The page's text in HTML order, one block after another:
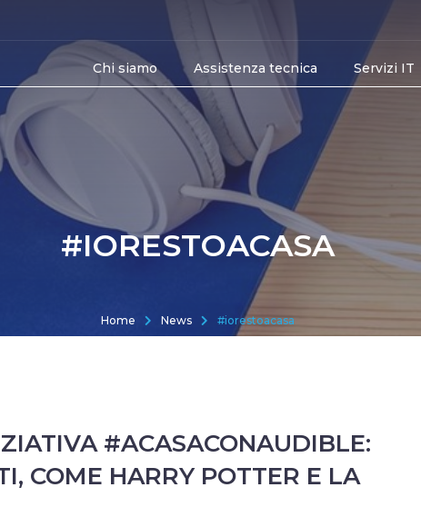
Chi siamo Assistenza tecnica Servizi IT
#IORESTOACASA
Home News #iorestoacasa
#ACASACONAUDIBLE:
COME HARRY POTTER E LA